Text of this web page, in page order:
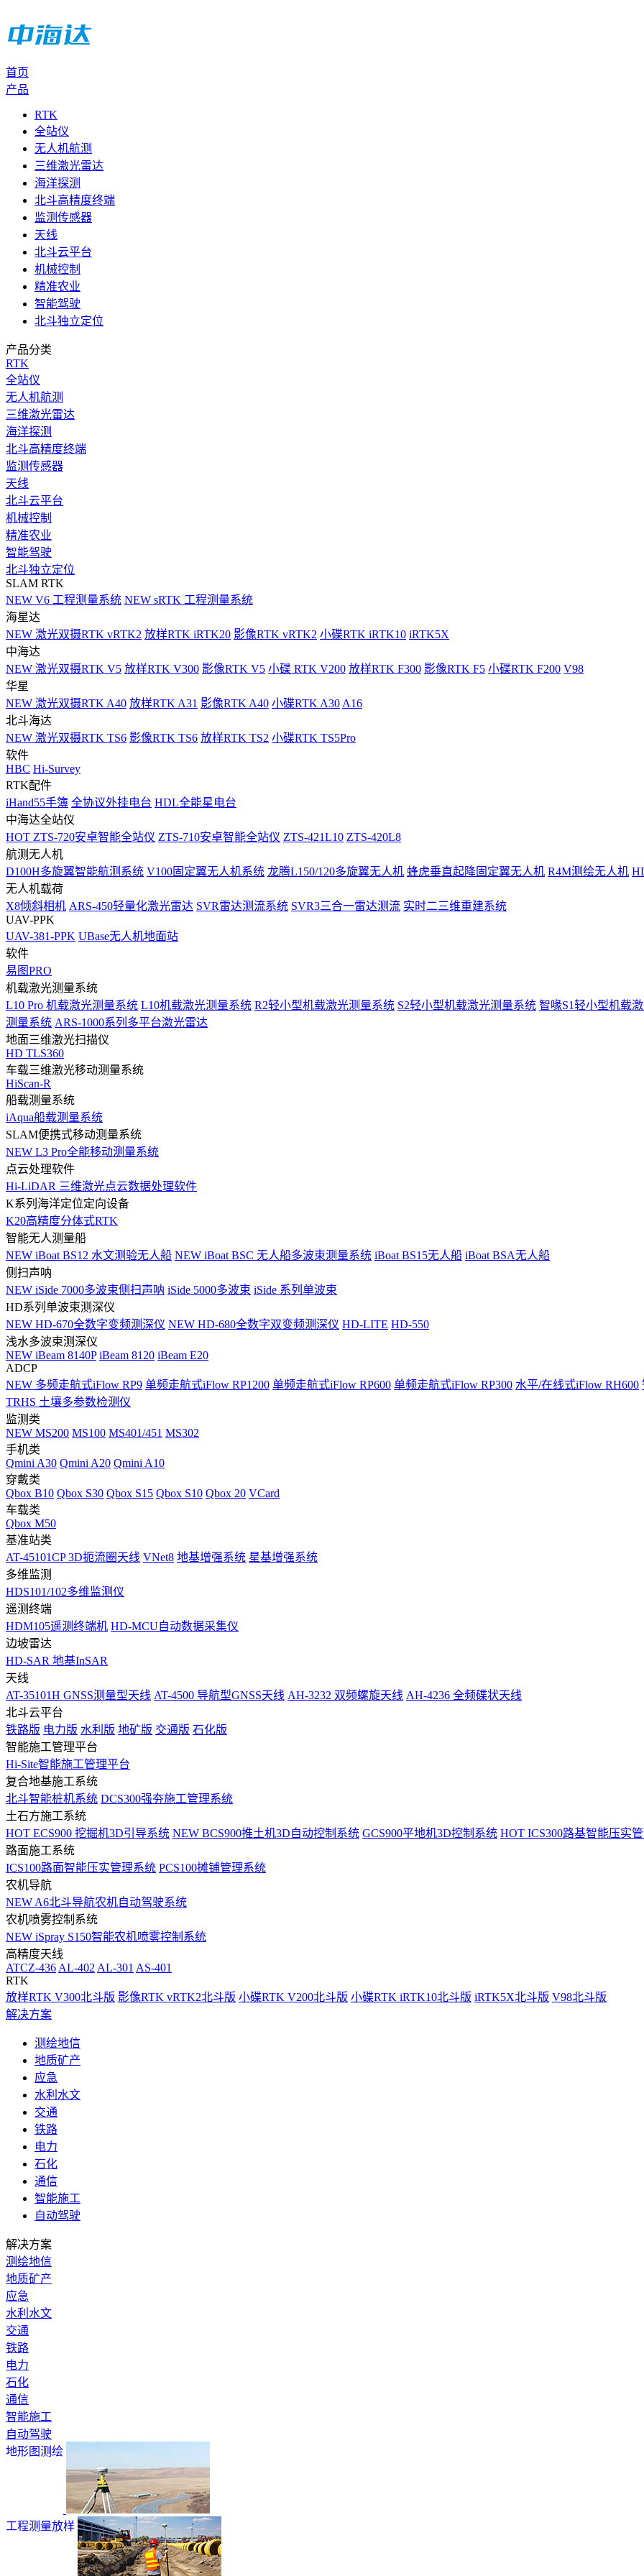
首页
产品
RTK
全站仪
无人机航测
三维激光雷达
海洋探测
北斗高精度终端
监测传感器
天线
北斗云平台
机械控制
精准农业
智能驾驶
北斗独立定位
产品分类
RTK
全站仪
无人机航测
三维激光雷达
海洋探测
北斗高精度终端
监测传感器
天线
北斗云平台
机械控制
精准农业
智能驾驶
北斗独立定位
SLAM RTK
NEW V6 工程测量系统 NEW sRTK 工程测量系统
海星达
NEW 激光双摄RTK vRTK2 放样RTK iRTK20 影像RTK vRTK2 小碟RTK iRTK10 iRTK5X
中海达
NEW 激光双摄RTK V5 放样RTK V300 影像RTK V5 小碟 RTK V200 放样RTK F300 影像RTK F5 小碟RTK F200 V98
华星
NEW 激光双摄RTK A40 放样RTK A31 影像RTK A40 小碟RTK A30 A16
北斗海达
NEW 激光双摄RTK TS6 影像RTK TS6 放样RTK TS2 小碟RTK TS5Pro
软件
HBC Hi-Survey
RTK配件
iHand55手簿 全协议外挂电台 HDL全能星电台
中海达全站仪
HOT ZTS-720安卓智能全站仪 ZTS-710安卓智能全站仪 ZTS-421L10 ZTS-420L8
航测无人机
D100H多旋翼智能航测系统 V100固定翼无人机系统 龙腾L150/120多旋翼无人机 蜂虎垂直起降固定翼无人机 R4M测绘无人机
无人机载荷
X8倾斜相机 ARS-450轻量化激光雷达 SVR雷达测流系统 SVR3三合一雷达测流 实时二三维重建系统
UAV-PPK
UAV-381-PPK UBase无人机地面站
软件
易图PRO
机载激光测量系统
L10 Pro 机载激光测量系统 L10机载激光测量系统 R2轻小型机载激光测量系统 S2轻小型机载激光测量系统 智喙S1轻小型机载
测量系统 ARS-1000系列多平台激光雷达
地面三维激光扫描仪
HD TLS360
车载三维激光移动测量系统
HiScan-R
船载测量系统
iAqua船载测量系统
SLAM便携式移动测量系统
NEW L3 Pro全能移动测量系统
点云处理软件
Hi-LiDAR 三维激光点云数据处理软件
K系列海洋定位定向设备
K20高精度分体式RTK
智能无人测量船
NEW iBoat BS12 水文测验无人船 NEW iBoat BSC 无人船多波束测量系统 iBoat BS15无人船 iBoat BSA无人船
侧扫声呐
NEW iSide 7000多波束侧扫声呐 iSide 5000多波束 iSide 系列单波束
HD系列单波束测深仪
NEW HD-670全数字变频测深仪 NEW HD-680全数字双变频测深仪 HD-LITE HD-550
浅水多波束测深仪
NEW iBeam 8140P iBeam 8120 iBeam E20
ADCP
NEW 多频走航式iFlow RP9 单频走航式iFlow RP1200 单频走航式iFlow RP600 单频走航式iFlow RP300 水平/在线式iFlow RH600
TRHS 土壤多参数检测仪
监测类
NEW MS200 MS100 MS401/451 MS302
手机类
Qmini A30 Qmini A20 Qmini A10
穿戴类
Qbox B10 Qbox S30 Qbox S15 Qbox S10 Qbox 20 VCard
车载类
Qbox M50
基准站类
AT-45101CP 3D扼流圈天线 VNet8 地基增强系统 星基增强系统
多维监测
HDS101/102多维监测仪
遥测终端
HDM105遥测终端机 HD-MCU自动数据采集仪
边坡雷达
HD-SAR 地基InSAR
天线
AT-35101H GNSS测量型天线 AT-4500 导航型GNSS天线 AH-3232 双频螺旋天线 AH-4236 全频碟状天线
北斗云平台
铁路版 电力版 水利版 地矿版 交通版 石化版
智能施工管理平台
Hi-Site智能施工管理平台
复合地基施工系统
北斗智能桩机系统 DCS300强夯施工管理系统
土石方施工系统
HOT ECS900 挖掘机3D引导系统 NEW BCS900推土机3D自动控制系统 GCS900平地机3D控制系统 HOT ICS300路基智能压实
路面施工系统
ICS100路面智能压实管理系统 PCS100摊铺管理系统
农机导航
NEW A6北斗导航农机自动驾驶系统
农机喷雾控制系统
NEW iSpray S150智能农机喷雾控制系统
高精度天线
ATCZ-436 AL-402 AL-301 AS-401
RTK
放样RTK V300北斗版 影像RTK vRTK2北斗版 小碟RTK V200北斗版 小碟RTK iRTK10北斗版 iRTK5X北斗版 V98北斗版
解决方案
测绘地信
地质矿产
应急
水利水文
交通
铁路
电力
石化
通信
智能施工
自动驾驶
解决方案
测绘地信
地质矿产
应急
水利水文
交通
铁路
电力
石化
通信
智能施工
自动驾驶
地形图测绘
工程测量放样